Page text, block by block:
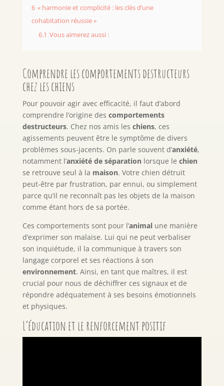
6 « harmonie et complicité : les clés d’une
cohabitation réussie »
6.1 Vous aimerez aussi :
Comprendre les comportements destructeurs
chez les chiens
Pour pouvoir agir avec efficacité, il faut d’abord
comprendre l’origine des comportements
destructeurs. Chez nos amis les chiens, ces
agissements peuvent être le symptôme de divers
problèmes sous-jacents. On parle souvent d’anxiété,
notamment l’anxiété de séparation lorsque le chien
se retrouve seul à la maison. Votre chien détruit
peut-être par frustration, par ennui, ou simplement
parce qu’il ne reconnaît pas les objets de la maison
comme étant hors de sa portée.
Ces comportements sont pour l’animalune manière
d’exprimer son malaise. Lui qui ne peut verbaliser
son inquiétude, il la communique à travers son
langage corporel et ses réactions à son
environnement. Ainsi, en tant que maîtres, il est
crucial pour nous de déchiffrer ces signaux et de
répondre adéquatement à ses besoins émotionnels
et physiques.
L’éducation et le renforcement positif